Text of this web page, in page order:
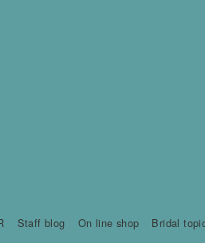
Staff blog On line shop
Bridal